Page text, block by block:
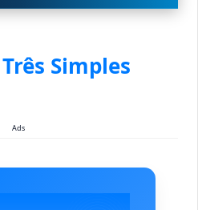
Simples
Ads